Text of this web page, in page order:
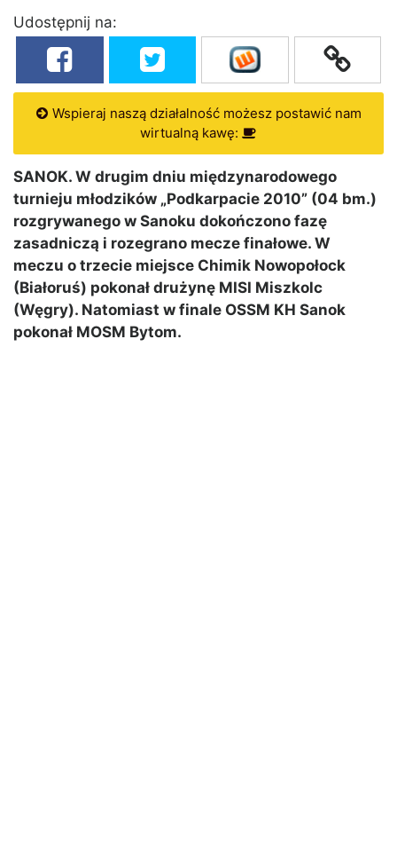
Udostępnij na:
Wspieraj naszą działalność możesz postawić nam
wirtualną kawę:
SANOK. W drugim dniu międzynarodowego
turnieju młodzików „Podkarpacie 2010” (04 bm.)
rozgrywanego w Sanoku dokończono fazę
zasadniczą i rozegrano mecze finałowe. W
meczu o trzecie miejsce Chimik Nowopołock
(Białoruś) pokonał drużynę MISI Miszkolc
(Węgry). Natomiast w finale OSSM KH Sanok
pokonał MOSM Bytom.